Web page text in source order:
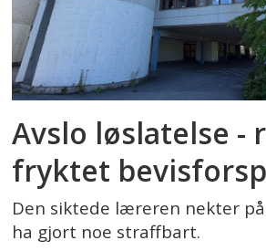
Avslo løslatelse -
fryktet
Den siktede læreren nekter
ha gjort noe straffbart.